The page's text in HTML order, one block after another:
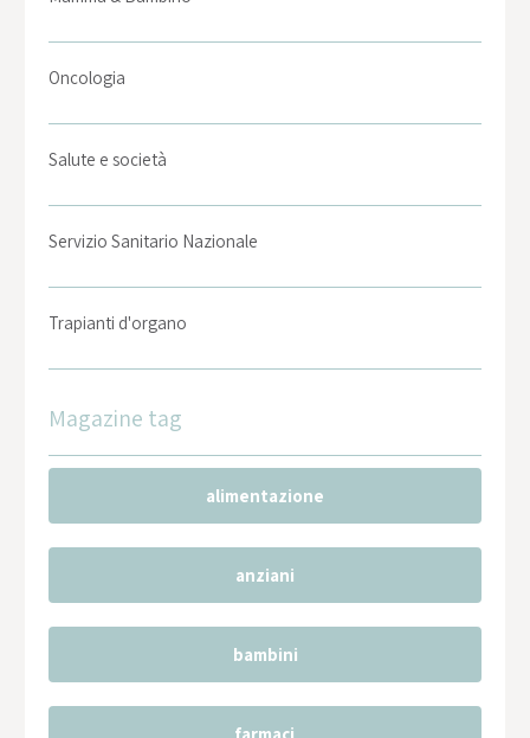
Oncologia
Salute e società
Servizio Sanitario Nazionale
Trapianti d'organo
Magazine tag
alimentazione
anziani
bambini